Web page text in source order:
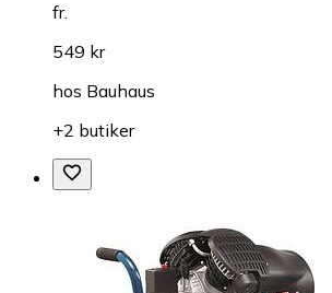
fr.
549 kr
hos Bauhaus
+2 butiker